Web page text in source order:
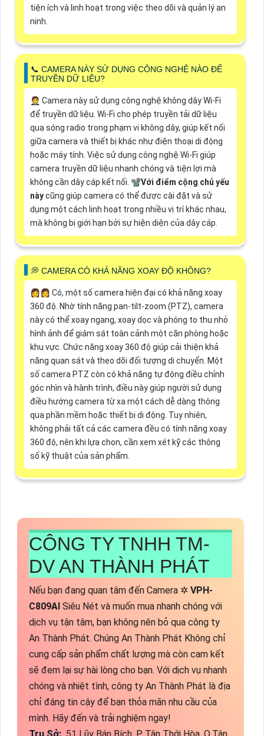
tiện ích và linh hoạt trong việc theo dõi và quản lý an
ninh.
📞 CAMERA NÀY SỬ DỤNG CÔNG NGHỆ NÀO ĐỂ
TRUYỀN DỮ LIỆU?
🤵 Camera này sử dụng công nghệ không dây Wi-Fi
để truyền dữ liệu. Wi-Fi cho phép truyền tải dữ liệu
qua sóng radio trong phạm vi không dây, giúp kết nối
giữa camera và thiết bị khác như điện thoại di động
hoặc máy tính. Việc sử dụng công nghệ Wi-Fi giúp
camera truyền dữ liệu nhanh chóng và tiện lợi mà
không cần dây cáp kết nối. 📽Với điểm cộng chủ yếu
nàycũng giúp camera có thể được cài đặt và sử
dụng một cách linh hoạt trong nhiều vị trí khác nhau,
mà không bị giới hạn bởi sự hiện diện của dây cáp.
️💭 CAMERA CÓ KHẢ NĂNG XOAY ĐỘ KHÔNG?
️👩‍👩 Có, một số camera hiện đại có khả năng xoay
360 độ. Nhờ tính năng pan-tilt-zoom (PTZ), camera
này có thể xoay ngang, xoay dọc và phóng to thu nhỏ
hình ảnh để giám sát toàn cảnh một căn phòng hoặc
khu vực. Chức năng xoay 360 độ giúp cải thiện khả
năng quan sát và theo dõi đối tượng di chuyển. Một
số camera PTZ còn có khả năng tự động điều chỉnh
góc nhìn và hành trình, điều này giúp người sử dụng
điều hướng camera từ xa một cách dễ dàng thông
qua phần mềm hoặc thiết bị di động. Tuy nhiên,
không phải tất cả các camera đều có tính năng xoay
360 độ, nên khi lựa chọn, cần xem xét kỹ các thông
số kỹ thuật của sản phẩm.
CÔNG TY TNHH TM-
DV AN THÀNH PHÁT
Nếu bạn đang quan tâm đến Camera ✲ VPH-
C809AI Siêu Nét và muốn mua nhanh chóng với
dịch vụ tận tâm, bạn không nên bỏ qua công ty
An Thành Phát. Chúng An Thành Phát Không chỉ
cung cấp sản phẩm chất lượng mà còn cam kết
sẽ đem lại sự hài lòng cho bạn. Với dịch vụ nhanh
chóng và nhiệt tình, công ty An Thành Phát là địa
chỉ đáng tin cậy để bạn thỏa mãn nhu cầu của
mình. Hãy đến và trải nghiệm ngay!